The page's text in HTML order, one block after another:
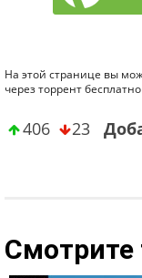
На этой странице вы
через торрент
406 23